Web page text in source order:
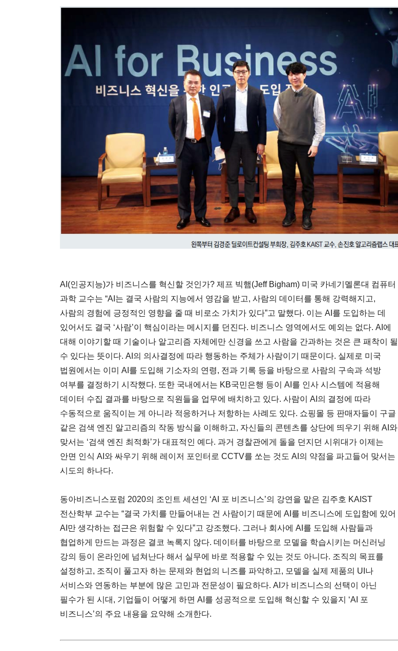
AI(인공지능)가 비즈니스를 혁신할 것인가? 제프 빅햄(Jeff Bigham) 미국 카네기멜론대 컴퓨터
과학 교수는 “AI는 결국 사람의 지능에서 영감을 받고, 사람의 데이터를 통해 강력해지고,
사람의 경험에 긍정적인 영향을 줄 때 비로소 가치가 있다”고 말했다. 이는 AI를 도입하는 데
있어서도 결국 ‘사람’이 핵심이라는 메시지를 던진다. 비즈니스 영역에서도 예외는 없다. AI에
대해 이야기할 때 기술이나 알고리즘 자체에만 신경을 쓰고 사람을 간과하는 것은 큰 패착이 될
수 있다는 뜻이다. AI의 의사결정에 따라 행동하는 주체가 사람이기 때문이다. 실제로 미국
법원에서는 이미 AI를 도입해 기소자의 연령, 전과 기록 등을 바탕으로 사람의 구속과 석방
여부를 결정하기 시작했다. 또한 국내에서는 KB국민은행 등이 AI를 인사 시스템에 적용해
데이터 수집 결과를 바탕으로 직원들을 업무에 배치하고 있다. 사람이 AI의 결정에 따라
수동적으로 움직이는 게 아니라 적응하거나 저항하는 사례도 있다. 쇼핑몰 등 판매자들이 구글
같은 검색 엔진 알고리즘의 작동 방식을 이해하고, 자신들의 콘텐츠를 상단에 띄우기 위해 AI와
맞서는 ‘검색 엔진 최적화’가 대표적인 예다. 과거 경찰관에게 돌을 던지던 시위대가 이제는
안면 인식 AI와 싸우기 위해 레이저 포인터로 CCTV를 쏘는 것도 AI의 약점을 파고들어 맞서는
시도의 하나다.
동아비즈니스포럼 2020의 조인트 세션인 ‘AI 포 비즈니스’의 강연을 맡은 김주호 KAIST
전산학부 교수는 “결국 가치를 만들어내는 건 사람이기 때문에 AI를 비즈니스에 도입함에 있어
AI만 생각하는 접근은 위험할 수 있다”고 강조했다. 그러나 회사에 AI를 도입해 사람들과
협업하게 만드는 과정은 결코 녹록지 않다. 데이터를 바탕으로 모델을 학습시키는 머신러닝
강의 등이 온라인에 넘쳐난다 해서 실무에 바로 적용할 수 있는 것도 아니다. 조직의 목표를
설정하고, 조직이 풀고자 하는 문제와 현업의 니즈를 파악하고, 모델을 실제 제품의 UI나
서비스와 연동하는 부분에 많은 고민과 전문성이 필요하다. AI가 비즈니스의 선택이 아닌
필수가 된 시대, 기업들이 어떻게 하면 AI를 성공적으로 도입해 혁신할 수 있을지 ‘AI 포
비즈니스’의 주요 내용을 요약해 소개한다.